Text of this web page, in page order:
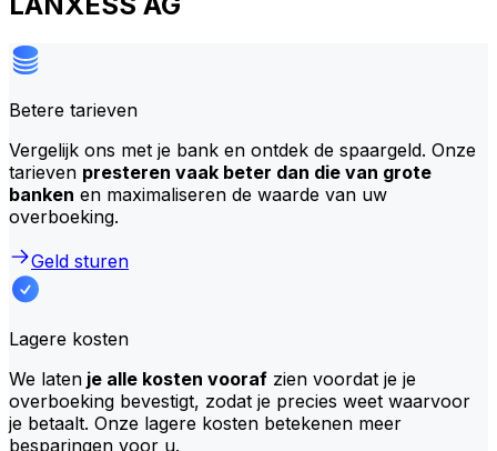
Betere tarieven
Vergelijk ons met je bank en ontdek de spaargeld. Onze
tarieven presteren vaak beter dan die van grote
banken en maximaliseren de waarde van uw
overboeking.
Geld sturen
Lagere kosten
We laten je alle kosten vooraf zien voordat je je
overboeking bevestigt, zodat je precies weet waarvoor
je betaalt. Onze lagere kosten betekenen meer
besparingen voor u.